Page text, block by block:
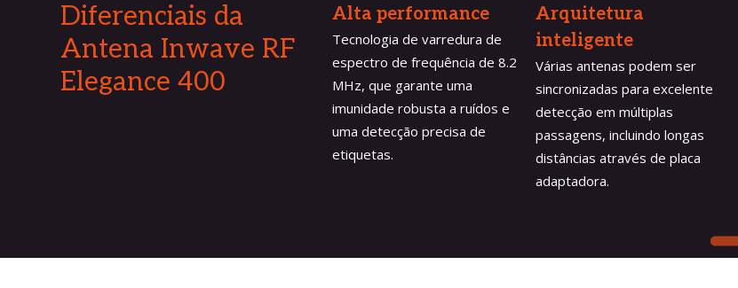
Diferenciais da
Antena Inwave RF
Elegance 400
Alta performance
Tecnologia de varredura de
espectro de frequência de 8.2
MHz, que garante uma
imunidade robusta a ruídos e
uma detecção precisa de
etiquetas.
Arquitetura
inteligente
Várias antenas podem ser
sincronizadas para excelente
detecção em múltiplas
passagens, incluindo longas
distâncias através de placa
adaptadora.